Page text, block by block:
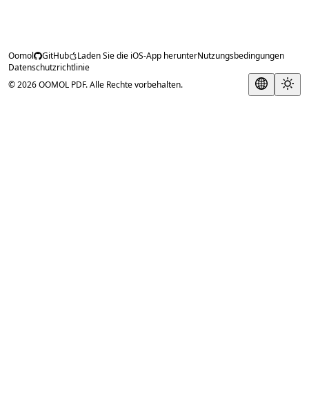
Oomol GitHub Laden Sie die iOS-App herunterNutzungsbedingungen
Datenschutzrichtlinie
© 2026 OOMOL PDF. Alle Rechte vorbehalten.